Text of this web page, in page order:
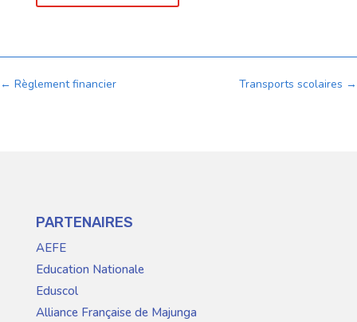
← Règlement financier Transports scolaires →
PARTENAIRES
AEFE
Education Nationale
Eduscol
Alliance Française de Majunga